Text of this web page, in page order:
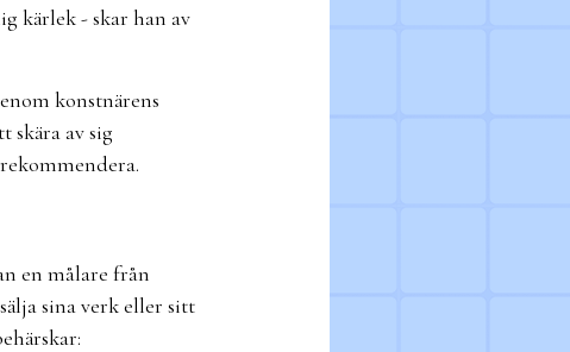
kärlek - skar han av
konstnärens
skära av sig
en målare från
sina verk eller sitt